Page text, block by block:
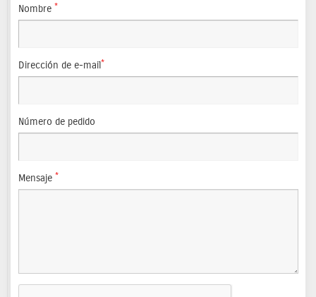
Nombre *
Dirección de e-mail*
Número de pedido
Mensaje *